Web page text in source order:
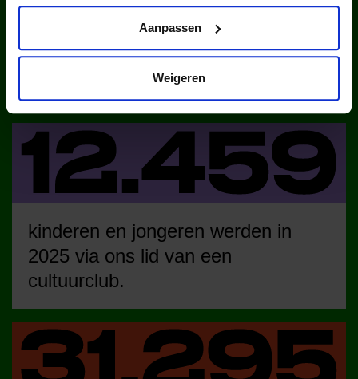
Aanpassen
Weigeren
kinderen en jongeren werden in
2025 via ons lid van een sportclub.
kinderen en jongeren werden in
2025 via ons lid van een
cultuurclub.